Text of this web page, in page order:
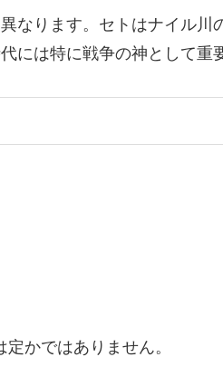
なります。セトはナイル川
には特に戦争の神として重
かではありません。